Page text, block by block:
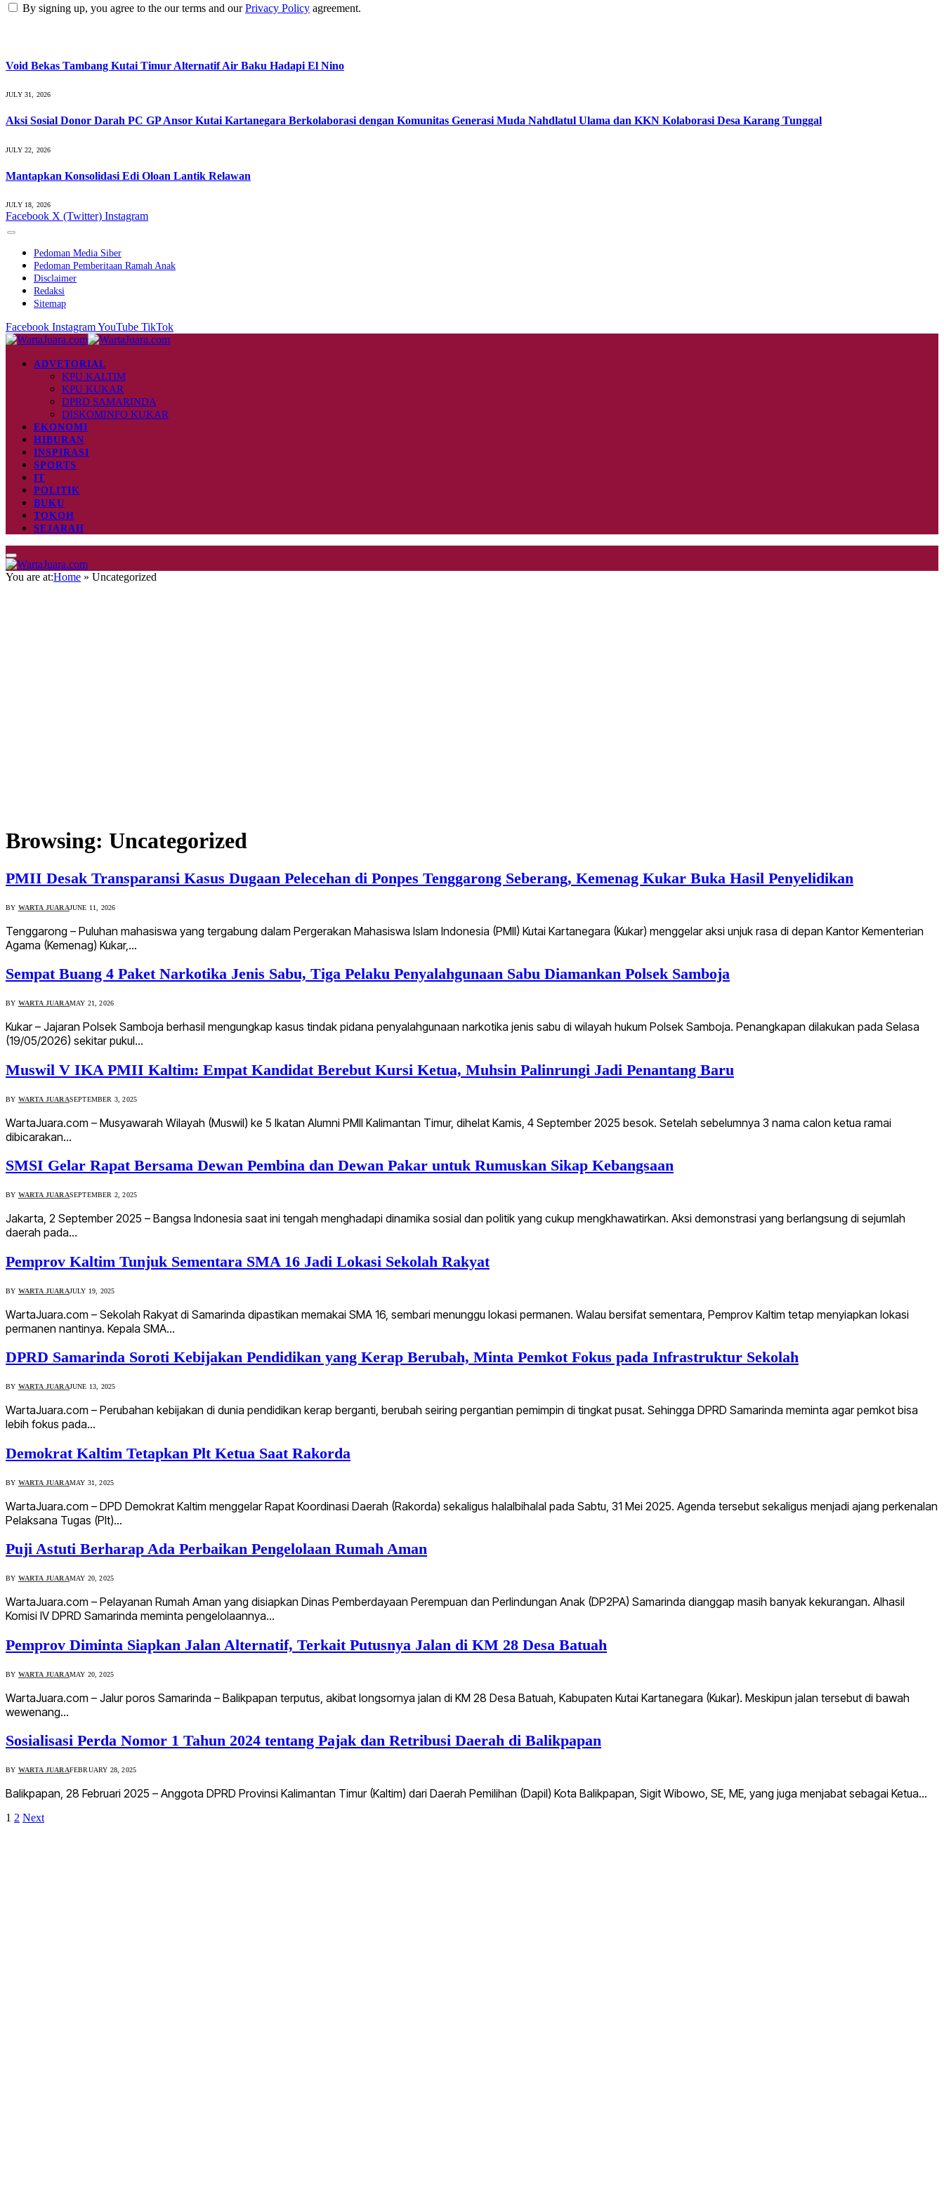
By signing up, you agree to the our terms and ourPrivacy Policy agreement.
Void Bekas Tambang Kutai Timur Alternatif Air Baku Hadapi El Nino
JULY 31, 2026
Aksi Sosial Donor Darah PC GP Ansor Kutai Kartanegara Berkolaborasi dengan Komunitas Generasi Muda Nahdlatul Ulama dan KKN Kolaborasi Desa Karang Tunggal
JULY 22, 2026
Mantapkan Konsolidasi Edi Oloan Lantik Relawan
JULY 18, 2026
Facebook X (Twitter) Instagram
Pedoman Media Siber
Pedoman Pemberitaan Ramah Anak
Disclaimer
Redaksi
Sitemap
Facebook InstagramYouTube TikTok
ADVETORIAL
KPU KALTIM
KPU KUKAR
DPRD SAMARINDA
DISKOMINFO KUKAR
EKONOMI
HIBURAN
INSPIRASI
SPORTS
IT
POLITIK
BUKU
TOKOH
SEJARAH
You are at:Home » Uncategorized
Browsing: Uncategorized
PMII Desak Transparansi Kasus Dugaan Pelecehan di Ponpes Tenggarong Seberang, Kemenag Kukar Buka Hasil Penyelidikan
BY WARTA JUARAJUNE 11, 2026
Tenggarong – Puluhan mahasiswa yang tergabung dalam Pergerakan Mahasiswa Islam Indonesia (PMII) Kutai Kartanegara (Kukar) menggelar aksi unjuk rasa di depan Kantor Kementerian
Agama (Kemenag) Kukar,…
Sempat Buang 4 Paket Narkotika Jenis Sabu, Tiga Pelaku Penyalahgunaan Sabu Diamankan Polsek Samboja
BY WARTA JUARAMAY 21, 2026
Kukar – Jajaran Polsek Samboja berhasil mengungkap kasus tindak pidana penyalahgunaan narkotika jenis sabu di wilayah hukum Polsek Samboja. Penangkapan dilakukan pada Selasa
(19/05/2026) sekitar pukul…
Muswil V IKA PMII Kaltim: Empat Kandidat Berebut Kursi Ketua, Muhsin Palinrungi Jadi Penantang Baru
BY WARTA JUARASEPTEMBER 3, 2025
WartaJuara.com – Musyawarah Wilayah (Muswil) ke 5 Ikatan Alumni PMII Kalimantan Timur, dihelat Kamis, 4 September 2025 besok. Setelah sebelumnya 3 nama calon ketua ramai
dibicarakan…
SMSI Gelar Rapat Bersama Dewan Pembina dan Dewan Pakar untuk Rumuskan Sikap Kebangsaan
BY WARTA JUARASEPTEMBER 2, 2025
Jakarta, 2 September 2025 – Bangsa Indonesia saat ini tengah menghadapi dinamika sosial dan politik yang cukup mengkhawatirkan. Aksi demonstrasi yang berlangsung di sejumlah
daerah pada…
Pemprov Kaltim Tunjuk Sementara SMA 16 Jadi Lokasi Sekolah Rakyat
BY WARTA JUARAJULY 19, 2025
WartaJuara.com – Sekolah Rakyat di Samarinda dipastikan memakai SMA 16, sembari menunggu lokasi permanen. Walau bersifat sementara, Pemprov Kaltim tetap menyiapkan lokasi
permanen nantinya. Kepala SMA…
DPRD Samarinda Soroti Kebijakan Pendidikan yang Kerap Berubah, Minta Pemkot Fokus pada Infrastruktur Sekolah
BY WARTA JUARAJUNE 13, 2025
WartaJuara.com – Perubahan kebijakan di dunia pendidikan kerap berganti, berubah seiring pergantian pemimpin di tingkat pusat. Sehingga DPRD Samarinda meminta agar pemkot bisa
lebih fokus pada…
Demokrat Kaltim Tetapkan Plt Ketua Saat Rakorda
BY WARTA JUARAMAY 31, 2025
WartaJuara.com – DPD Demokrat Kaltim menggelar Rapat Koordinasi Daerah (Rakorda) sekaligus halalbihalal pada Sabtu, 31 Mei 2025. Agenda tersebut sekaligus menjadi ajang perkenalan
Pelaksana Tugas (Plt)…
Puji Astuti Berharap Ada Perbaikan Pengelolaan Rumah Aman
BY WARTA JUARAMAY 20, 2025
WartaJuara.com – Pelayanan Rumah Aman yang disiapkan Dinas Pemberdayaan Perempuan dan Perlindungan Anak (DP2PA) Samarinda dianggap masih banyak kekurangan. Alhasil
Komisi IV DPRD Samarinda meminta pengelolaannya…
Pemprov Diminta Siapkan Jalan Alternatif, Terkait Putusnya Jalan di KM 28 Desa Batuah
BY WARTA JUARAMAY 20, 2025
WartaJuara.com – Jalur poros Samarinda – Balikpapan terputus, akibat longsornya jalan di KM 28 Desa Batuah, Kabupaten Kutai Kartanegara (Kukar). Meskipun jalan tersebut di bawah
wewenang…
Sosialisasi Perda Nomor 1 Tahun 2024 tentang Pajak dan Retribusi Daerah di Balikpapan
BY WARTA JUARAFEBRUARY 28, 2025
Balikpapan, 28 Februari 2025 – Anggota DPRD Provinsi Kalimantan Timur (Kaltim) dari Daerah Pemilihan (Dapil) Kota Balikpapan, Sigit Wibowo, SE, ME, yang juga menjabat sebagai Ketua…
1 2 Next